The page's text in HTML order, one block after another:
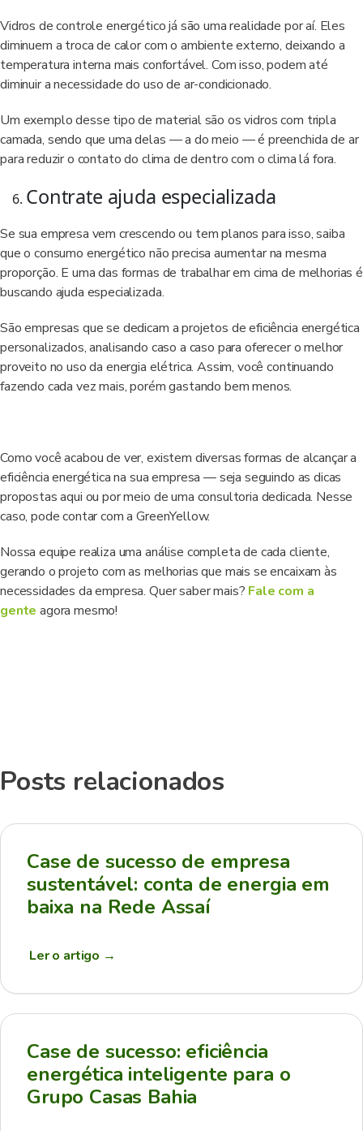
Vidros de controle energético já são uma realidade por aí. Eles
diminuem a troca de calor com o ambiente externo, deixando a
temperatura interna mais confortável. Com isso, podem até
diminuir a necessidade do uso de ar-condicionado.
Um exemplo desse tipo de material são os vidros com tripla
camada, sendo que uma delas — a do meio — é preenchida de ar
para reduzir o contato do clima de dentro com o clima lá fora.
Contrate ajuda especializada
Se sua empresa vem crescendo ou tem planos para isso, saiba
que o consumo energético não precisa aumentar na mesma
proporção. E uma das formas de trabalhar em cima de melhorias é
buscando ajuda especializada.
São empresas que se dedicam a projetos de eficiência energética
personalizados, analisando caso a caso para oferecer o melhor
proveito no uso da energia elétrica. Assim, você continuando
fazendo cada vez mais, porém gastando bem menos.
Como você acabou de ver, existem diversas formas de alcançar a
eficiência energética na sua empresa — seja seguindo as dicas
propostas aqui ou por meio de uma consultoria dedicada. Nesse
caso, pode contar com a GreenYellow.
Nossa equipe realiza uma análise completa de cada cliente,
gerando o projeto com as melhorias que mais se encaixam às
necessidades da empresa. Quer saber mais? Fale com a
gente agora mesmo!
Posts relacionados
Case de sucesso de empresa
sustentável: conta de energia em
baixa na Rede Assaí
Ler o artigo →
Case de sucesso: eficiência
energética inteligente para o
Grupo Casas Bahia